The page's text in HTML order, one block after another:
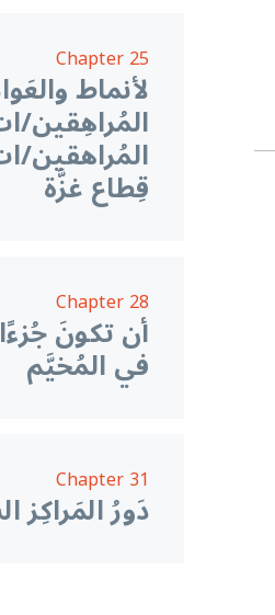
Chapter 25
لأنماط
المُراهِقين/
المُراهقين/
قِطاع غزَّة
Chapter 28
أن تكونَ
في المُخيَّم
Chapter 31
دَورُ